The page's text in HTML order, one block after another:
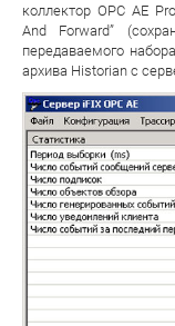
коллектор OPC AE
And Forward”
передаваемого
архива Historian с